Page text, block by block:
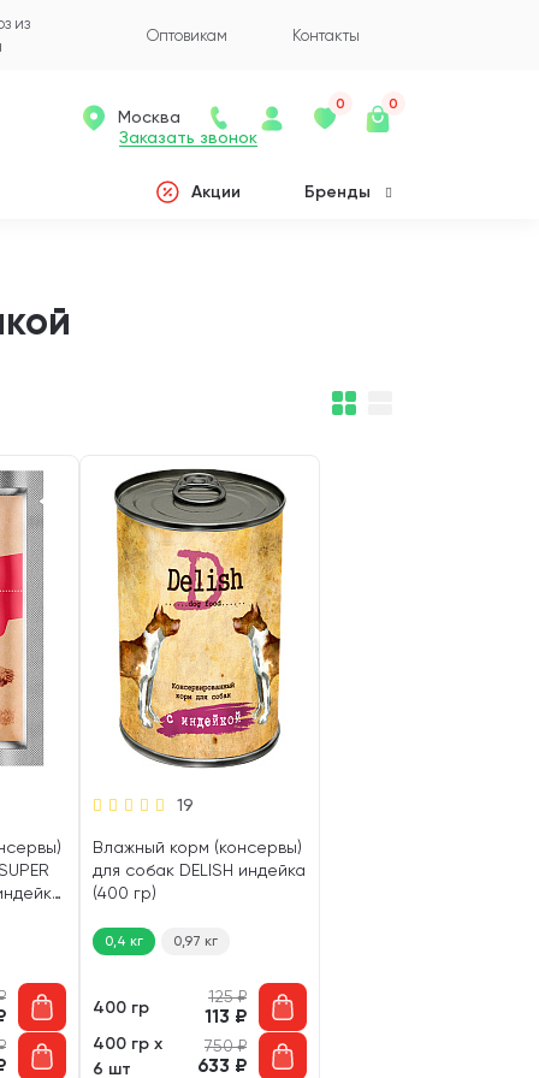
из
Оптовикам Контакты
Заказать звонок
Москва
0 0
Акции Бренды
19
Влажный корм (консервы)
для собак DELISH индейка
(400 гр)
0,4 кг 0,97 кг
400 гр
125₽
113 ₽
400 гр х
6 шт
750₽
633 ₽